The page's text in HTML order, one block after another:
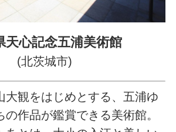
天心記念五浦美術館
(北茨城市)
大観をはじめとする、五浦ゆ
作品が鑑賞できる美術館。